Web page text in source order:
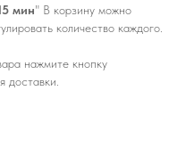
мин" В корзину можно
количество каждого.
нажмите кнопку
доставки.